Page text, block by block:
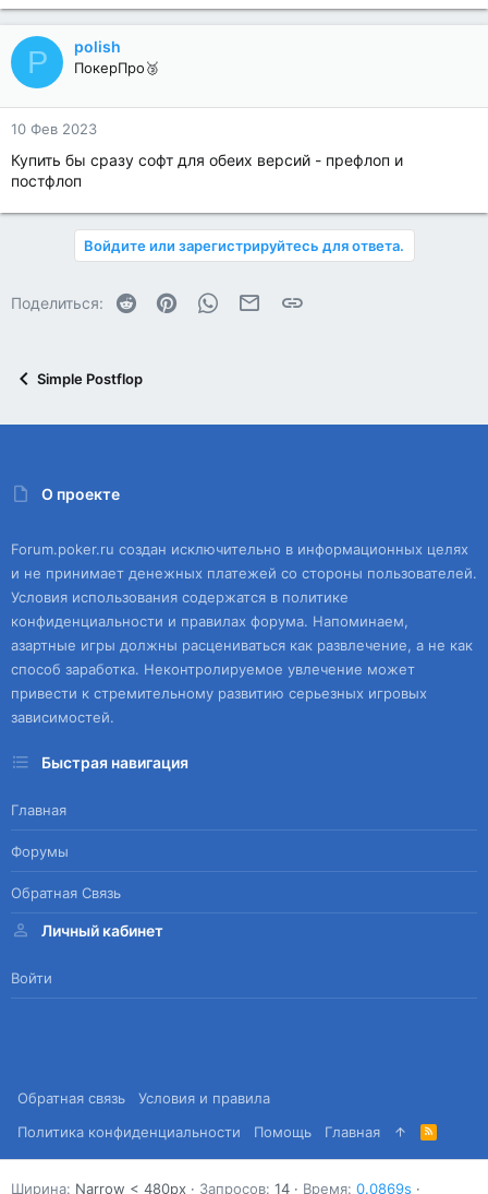
P polish
ПокерПро🥉
10 Фев 2023
Купить бы сразу софт для обеих версий - префлоп и
постфлоп
Войдите или зарегистрируйтесь для ответа.
Поделиться: Reddit PinterestWhatsAppЭлектронная почта
Ссылка
Simple Postflop
О проекте
Forum.poker.ru создан исключительно в информационных целях
и не принимает денежных платежей со стороны пользователей.
Условия использования содержатся в политике
конфиденциальности и правилах форума. Напоминаем,
азартные игры должны расцениваться как развлечение, а не как
способ заработка. Неконтролируемое увлечение может
привести к стремительному развитию серьезных игровых
зависимостей.
Быстрая навигация
Главная
Форумы
Обратная Связь
Личный кабинет
Войти
Обратная связь
Условия и правила
Политика конфиденциальности
Помощь Главная
R
S
S
Ширина Запросов 14 Время 0.0869s